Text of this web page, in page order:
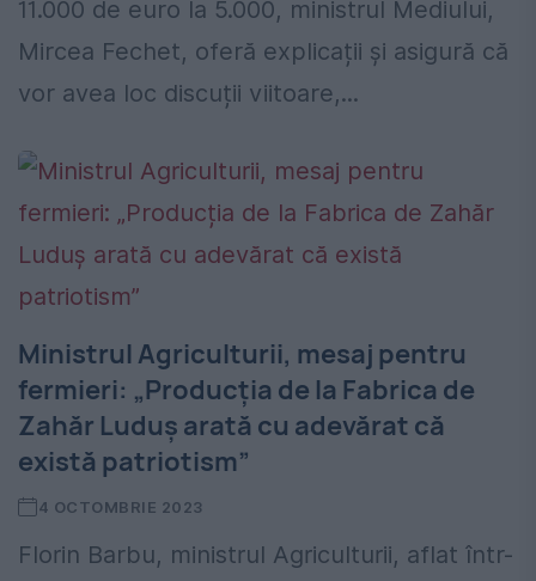
11.000 de euro la 5.000, ministrul Mediului,
Mircea Fechet, oferă explicații și asigură că
vor avea loc discuții viitoare,...
Ministrul Agriculturii, mesaj pentru
fermieri: „Producția de la Fabrica de
Zahăr Luduș arată cu adevărat că
există patriotism”
4 OCTOMBRIE 2023
Florin Barbu, ministrul Agriculturii, aflat într-